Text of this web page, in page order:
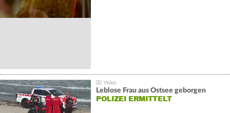
Leblose Frau aus Ostsee geborgen
POLIZEI ERMITTELT